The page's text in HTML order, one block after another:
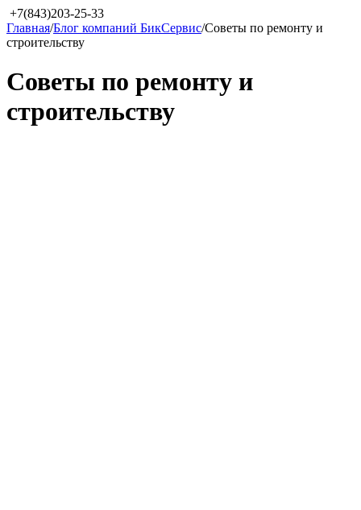
+7(843)203-25-33
Главная/Блог компаний БикСервис/Советы по ремонту и
строительству
Советы по ремонту и
строительству